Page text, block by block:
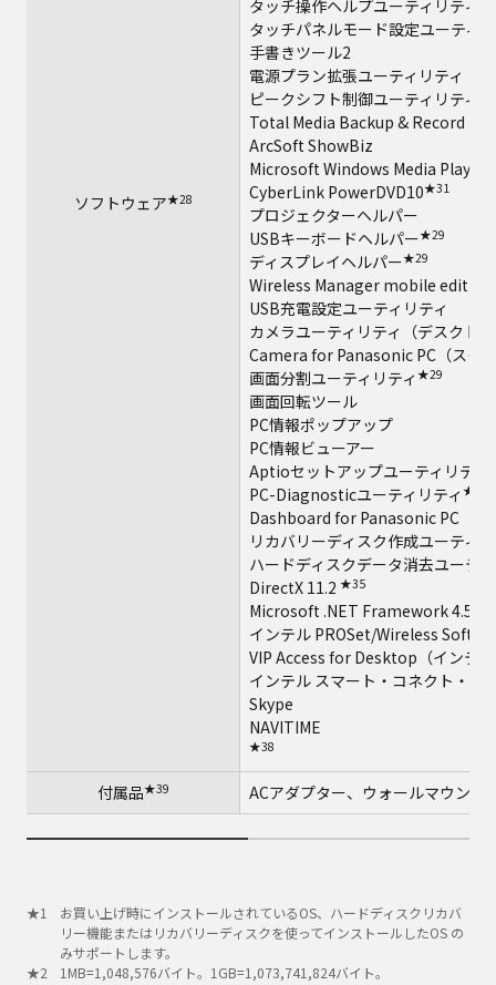
ソフトウェア★28
タッチ操作ヘルプユーティリティ
タッチパネルモード設定ユーティ
手書きツール2
電源プラン拡張ユーティリティ
ピークシフト制御ユーティリティ
Total Media Backup & Record
ArcSoft ShowBiz
Microsoft Windows Media Player
CyberLink PowerDVD10★31
プロジェクターヘルパー
USBキーボードヘルパー★29
ディスプレイヘルパー★29
Wireless Manager mobile
USB充電設定ユーティリティ
カメラユーティリティ（デスクト
Camera for Panasonic PC（スタ
画面分割ユーティリティ ★29
画面回転ツール
PC情報ポップアップ
PC情報ビューアー
Aptioセットアップユーティリティ
PC-Diagnosticユーティリティ ★33
Dashboard for Panasonic PC
リカバリーディスク作成ユーティ
ハードディスクデータ消去ユーテ
DirectX 11.2 ★35
Microsoft .NET Framework 4.5
インテル PROSet/Wireless
VIP Access for Desktop（インテ
インテル スマート・コネクト・テ
Skype
NAVITIME
★38
付属品★39 ACアダプター、ウォールマウント
お買い上げ時にインストールされているOS、ハードディスクリカバ
リー機能またはリカバリーディスクを使ってインストールしたOS の
みサポートします。
1MB=1,048,576バイト。1GB=1,073,741,824バイト。